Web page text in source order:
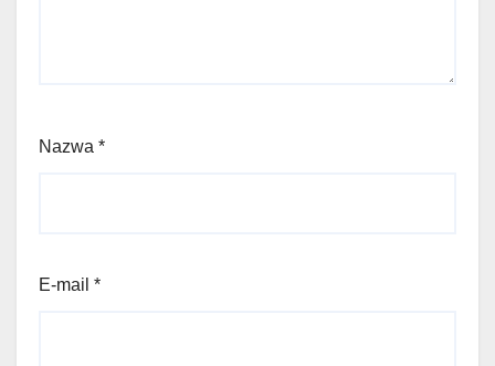
Nazwa *
E-mail *